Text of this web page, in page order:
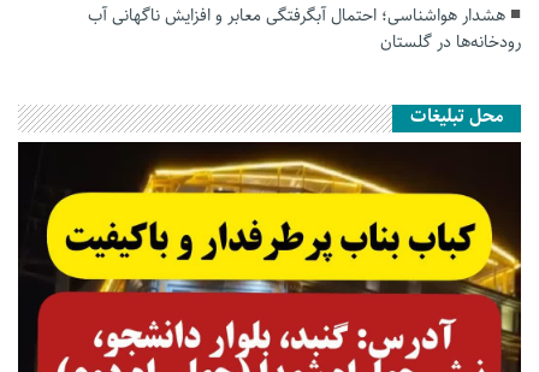
هشدار هواشناسی؛ احتمال آبگرفتگی معابر و افزایش ناگهانی آب
رودخانه‌ها در گلستان
محل تبلیغات